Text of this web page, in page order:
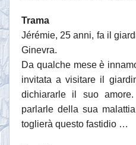
Trama
Jérémie, 25 anni, fa il
Ginevra.
Da qualche mese è
invitata a visitare il
dichiararle il suo
parlarle della sua
toglierà questo fastidio …